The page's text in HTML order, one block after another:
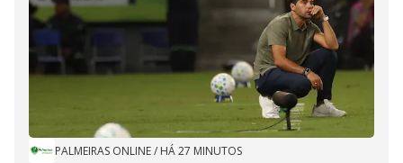
PALMEIRAS ONLINE/ HÁ 27 MINUTOS